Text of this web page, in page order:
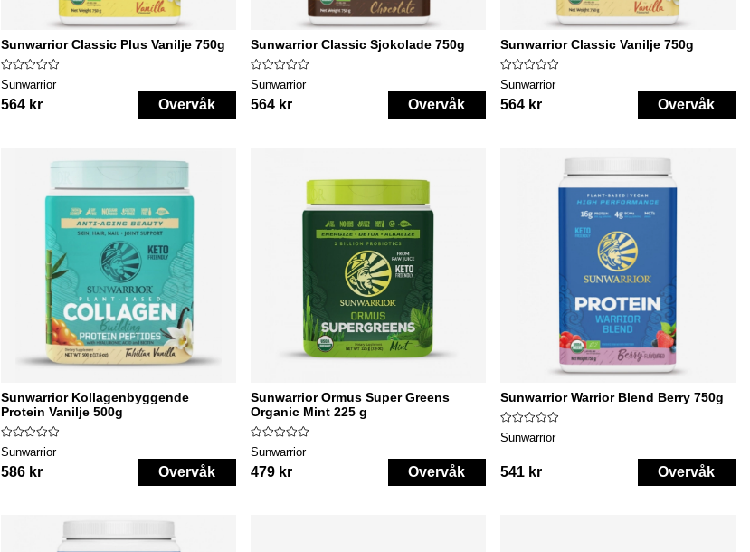
Sunwarrior Classic Plus Vanilje 750g
Sunwarrior
564 kr Overvåk
Sunwarrior Classic Sjokolade 750g
Sunwarrior
564 kr Overvåk
Sunwarrior Classic Vanilje 750g
Sunwarrior
564 kr Overvåk
Sunwarrior Kollagenbyggende
Protein Vanilje 500g
Sunwarrior
586 kr Overvåk
Sunwarrior Ormus Super Greens
Organic Mint 225 g
Sunwarrior
479 kr Overvåk
Sunwarrior Warrior Blend Berry 750g
Sunwarrior
541 kr Overvåk